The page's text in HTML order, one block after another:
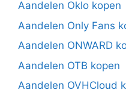
Aandelen Oklo kopen
Aandelen Only Fans
Aandelen ONWARD
Aandelen OTB kopen
Aandelen OVHCloud